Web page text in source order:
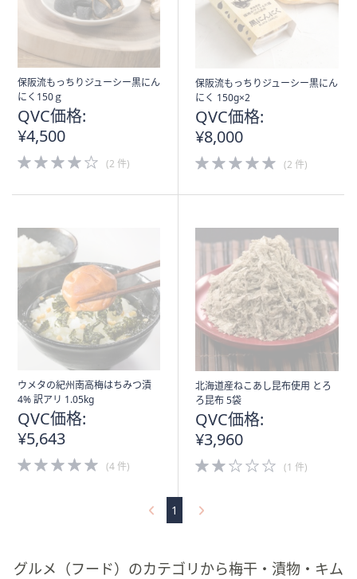
保阪流もっちりジューシー黒にん
にく150ｇ
QVC価格:
¥4,500
4.0
of
(2 件)
保阪流もっちりジューシー黒にん
にく 150g×2
QVC価格:
¥8,000
5.0
of
(2 件)
ウメタの紀州南高梅はちみつ漬
4% 訳アリ 1.05kg
QVC価格:
¥5,643
5.0
of
(4 件)
北海道産ねこあし昆布使用 とろ
ろ昆布 5袋
QVC価格:
¥3,960
2.0
of
(1 件)
1
グルメ（フード）のカテゴリから梅干・漬物・キム